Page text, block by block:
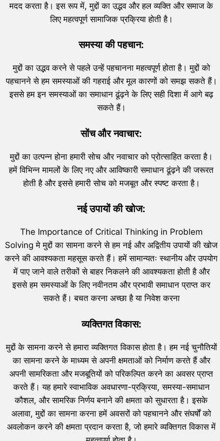
मदद करता है। इस रूप में, मुद्दों का उद्भव और हल व्यक्ति और समाज के
लिए महत्वपूर्ण सामाजिक प्रक्रिया होती है।
समस्या की पहचान:
मुद्दों का उद्भव करने से पहले उन्हें पहचानना महत्वपूर्ण होता है। मुद्दों को
पहचानने से हम समस्याओं की गहराई और मूल कारणों को समझ सकते हैं।
इससे हम इन समस्याओं का समाधान ढूंढ़ने के लिए सही दिशा में आगे बढ़
सकते हैं।
सोंच और नवाचार:
मुद्दों का उत्पन्न होना हमारी सोच और नवाचार को प्रोत्साहित करता है।
हमें विभिन्न मामलों के लिए नए और आविष्कारी समाधान ढूंढ़ने की जरूरत
होती है और इससे हमारी सोच को मजबूत और स्पष्ट करता है।
नई उपायों की खोज:
The Importance of Critical Thinking in Problem
Solving मे मुद्दों का सामना करने से हम नई और अद्वितीय उपायों की खोज
करने की आवश्यकता महसूस करते हैं। हमें सामान्यतः स्थानीय और उपयोग
में पाए जाने वाले तरीकों से बाहर निकलने की आवश्यकता होती है और
इससे हम समस्याओं के लिए नवीनतम और प्रभावी समाधान प्राप्त कर
सकते हैं। बचत करना अच्छा है या निवेश करना
व्यक्तिगत विकास:
मुद्दों के सामना करने से हमारा व्यक्तिगत विकास होता है। हम नई चुनौतियों
का सामना करने के माध्यम से अपनी क्षमताओं को निर्माण करते हैं और
अपनी सामरिकता और मजबूतियों को परिकल्पित करने का अवसर प्राप्त
करते हैं। यह हमारे स्वाभाविक अवधारणा-प्रक्रिया, समस्या-समाधान
कौशल, और सामरिक निर्णय बनाने की क्षमता को सुधारता है। इसके
अलावा, मुद्दों का सामना करना हमें अवसरों को पहचानने और संघर्षों को
अवलोकन करने की क्षमता प्रदान करता है, जो हमारे व्यक्तिगत विकास में